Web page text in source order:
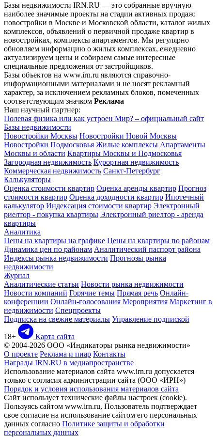
Базы недвижимости IRN.RU — это собранные вручную
наиболее значимые проекты на стадии активных продаж:
новостройки в Москве и Московской области, каталог жилых
комплексов, объявлений о первичной продаже квартир в
новостройках, комплексы апартаментов. Мы регулярно
обновляем информацию о жилых комплексах, ежедневно
актуализируем цены и собираем самые интересные
специальные предложения от застройщиков.
Базы объектов на www.irn.ru являются справочно-
информационными материалами и не носят рекламный
характер, за исключением рекламных блоков, помеченных
соответствующим значком Реклама
Наш научный партнер:
Полевая физика или как устроен Мир? – официальный сайт
Базы недвижимости
Новостройки Москвы Новостройки Новой Москвы
Новостройки Подмосковья Жилые комплексы Апартаменты
Москвы и области Квартиры Москвы и Подмосковья
Загородная недвижимость Курортная недвижимость
Коммерческая недвижимость Санкт-Петербург
Калькуляторы
Оценка стоимости квартир Оценка аренды квартир Прогноз
стоимости квартир Оценка доходности квартир Ипотечный
калькулятор Индексация стоимости квартир Электронный
риелтор - покупка квартиры Электронный риелтор - аренда
квартиры
Аналитика
Цены на квартиры на графике Цены на квартиры по районам
Динамика цен по районам Аналитический паспорт района
Индексы рынка недвижимости Прогнозы рынка
недвижимости
Журнал
Аналитические статьи Новости рынка недвижимости
Новости компаний Горячие темы Прямая речь Онлайн-
конференции Онлайн-голосования Мероприятия Маркетинг в
недвижимости Спецпроекты
Подписка на свежие материалы Управление подпиской
18+
Карта сайта
© 2004-2026 ООО «Индикаторы рынка недвижимости»
О проекте Реклама и пиар Контакты
Награды IRN.RU в медиапространстве
Использование материалов сайта www.irn.ru допускается
только с согласия администрации сайта (ООО «ИРН»)
Порядок и условия использования материалов сайта
Сайт использует технические файлы настроек (cookie).
Пользуясь сайтом www.irn.ru, Пользователь подтверждает
свое согласие на использование сайтом его персональных
данных согласно Политике защиты и обработки
персональных данных